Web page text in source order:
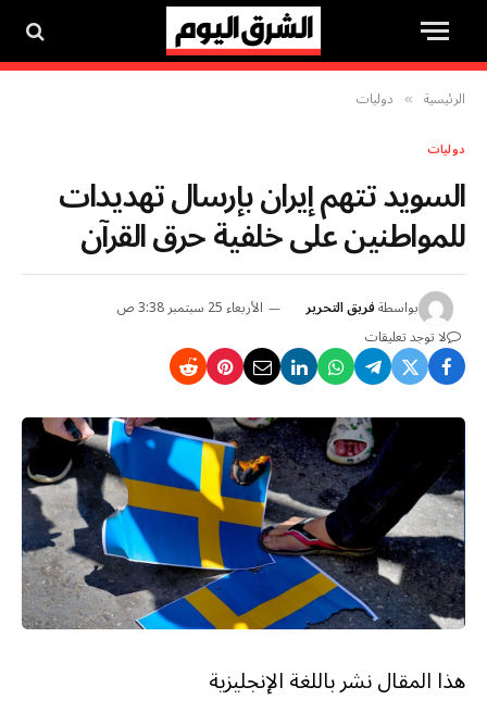
الرئيسية » دوليات
دوليات
السويد تتهم إيران بإرسال تهديدات
للمواطنين على خلفية حرق القرآن
بواسطةفريق التحرير
الأربعاء 25 سبتمبر 3:38 ص
لا توجد تعليقات
هذا المقال نشر باللغة الإنجليزية